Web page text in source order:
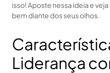
isso! Aposte nessa ideia e
bem diante dos seus olhos.
Liderança